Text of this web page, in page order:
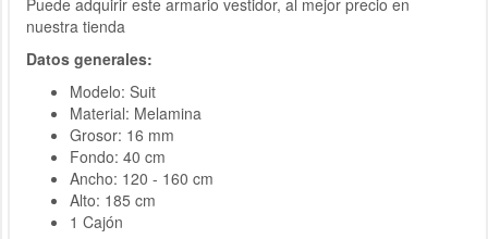
nuestra tienda
Datos generales:
Modelo: Suit
Material: Melamina
Grosor: 16 mm
Fondo: 40 cm
Ancho: 120 - 160 cm
Alto: 185 cm
1 Cajón